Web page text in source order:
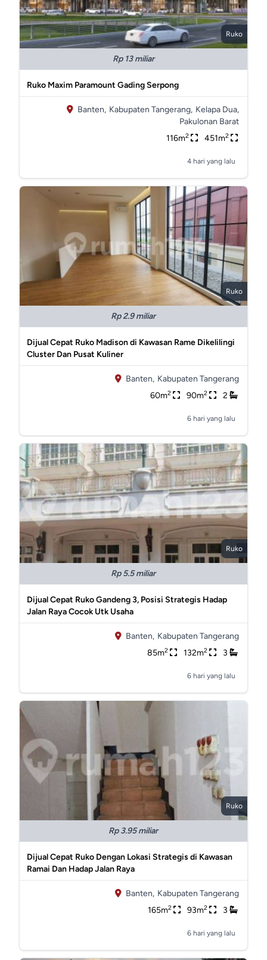
Ruko
Rp 13 miliar
Ruko Maxim Paramount Gading Serpong
Banten, Kabupaten Tangerang, Kelapa Dua,
Pakulonan Barat
116m2 451m2
4 hari yang lalu
Ruko
Rp 2.9 miliar
Dijual Cepat Ruko Madison di Kawasan Rame Dikelilingi
Cluster Dan Pusat Kuliner
Banten, Kabupaten Tangerang
60m2 90m2 2
6 hari yang lalu
Ruko
Rp 5.5 miliar
Dijual Cepat Ruko Gandeng 3, Posisi Strategis Hadap
Jalan Raya Cocok Utk Usaha
Banten, Kabupaten Tangerang
85m2 132m2 3
6 hari yang lalu
Ruko
Rp 3.95 miliar
Dijual Cepat Ruko Dengan Lokasi Strategis di Kawasan
Ramai Dan Hadap Jalan Raya
Banten, Kabupaten Tangerang
165m2 93m2 3
6 hari yang lalu